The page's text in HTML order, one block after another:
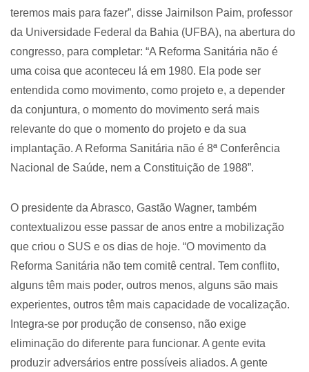
teremos mais para fazer”, disse Jairnilson Paim, professor
da Universidade Federal da Bahia (UFBA), na abertura do
congresso, para completar: “A Reforma Sanitária não é
uma coisa que aconteceu lá em 1980. Ela pode ser
entendida como movimento, como projeto e, a depender
da conjuntura, o momento do movimento será mais
relevante do que o momento do projeto e da sua
implantação. A Reforma Sanitária não é 8ª Conferência
Nacional de Saúde, nem a Constituição de 1988”.
O presidente da Abrasco, Gastão Wagner, também
contextualizou esse passar de anos entre a mobilização
que criou o SUS e os dias de hoje. “O movimento da
Reforma Sanitária não tem comitê central. Tem conflito,
alguns têm mais poder, outros menos, alguns são mais
experientes, outros têm mais capacidade de vocalização.
Integra-se por produção de consenso, não exige
eliminação do diferente para funcionar. A gente evita
produzir adversários entre possíveis aliados. A gente